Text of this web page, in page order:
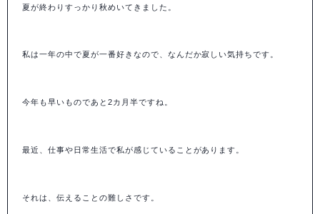
COMPASS PORT
夏が終わりすっかり秋めいてきました。
私は一年の中で夏が一番好きなので、なんだか寂しい気持ちです。
今年も早いものであと 2カ月半ですね。
最近、仕事や日常生活で私が感じていることがあります。
それは、伝えることの難しさです。